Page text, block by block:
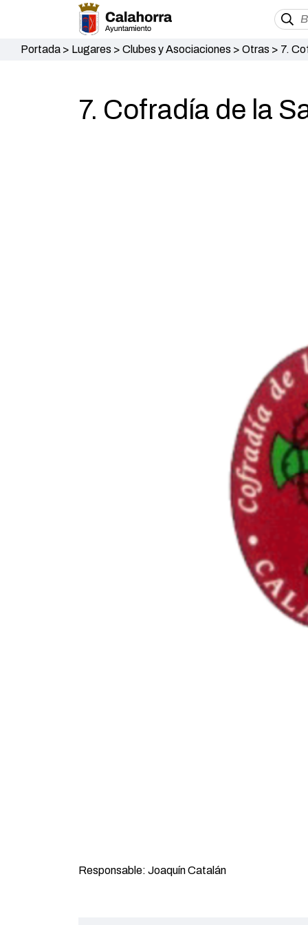
Portada> Lugares > Clubes y Asociaciones > Otras > 7.
7. Cofradía de la
Responsable: Joaquín Catalán